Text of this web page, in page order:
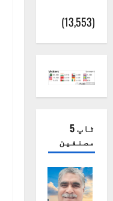
(13,553)
ٹاپ 5
مصنفین